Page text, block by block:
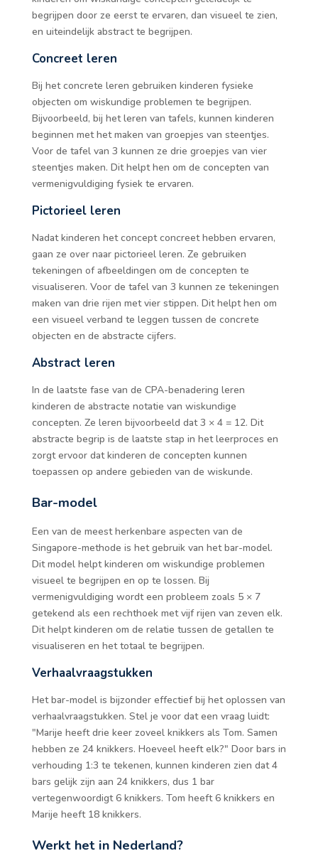
begrijpen door ze eerst te ervaren, dan visueel te zien,
en uiteindelijk abstract te begrijpen.
Concreet leren
Bij het concrete leren gebruiken kinderen fysieke
objecten om wiskundige problemen te begrijpen.
Bijvoorbeeld, bij het leren van tafels, kunnen kinderen
beginnen met het maken van groepjes van steentjes.
Voor de tafel van 3 kunnen ze drie groepjes van vier
steentjes maken. Dit helpt hen om de concepten van
vermenigvuldiging fysiek te ervaren.
Pictorieel leren
Nadat kinderen het concept concreet hebben ervaren,
gaan ze over naar pictorieel leren. Ze gebruiken
tekeningen of afbeeldingen om de concepten te
visualiseren. Voor de tafel van 3 kunnen ze tekeningen
maken van drie rijen met vier stippen. Dit helpt hen om
een visueel verband te leggen tussen de concrete
objecten en de abstracte cijfers.
Abstract leren
In de laatste fase van de CPA-benadering leren
kinderen de abstracte notatie van wiskundige
concepten. Ze leren bijvoorbeeld dat 3 × 4 = 12. Dit
abstracte begrip is de laatste stap in het leerproces en
zorgt ervoor dat kinderen de concepten kunnen
toepassen op andere gebieden van de wiskunde.
Bar-model
Een van de meest herkenbare aspecten van de
Singapore-methode is het gebruik van het bar-model.
Dit model helpt kinderen om wiskundige problemen
visueel te begrijpen en op te lossen. Bij
vermenigvuldiging wordt een probleem zoals 5 × 7
getekend als een rechthoek met vijf rijen van zeven elk.
Dit helpt kinderen om de relatie tussen de getallen te
visualiseren en het totaal te begrijpen.
Verhaalvraagstukken
Het bar-model is bijzonder effectief bij het oplossen van
verhaalvraagstukken. Stel je voor dat een vraag luidt:
"Marije heeft drie keer zoveel knikkers als Tom. Samen
hebben ze 24 knikkers. Hoeveel heeft elk?" Door bars in
verhouding 1:3 te tekenen, kunnen kinderen zien dat 4
bars gelijk zijn aan 24 knikkers, dus 1 bar
vertegenwoordigt 6 knikkers. Tom heeft 6 knikkers en
Marije heeft 18 knikkers.
Werkt het in Nederland?